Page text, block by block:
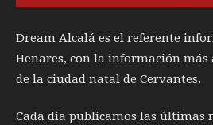
Dream Alcalá es el referente
Henares, con la información
de la ciudad natal de Cervantes.
Cada día publicamos las últimas